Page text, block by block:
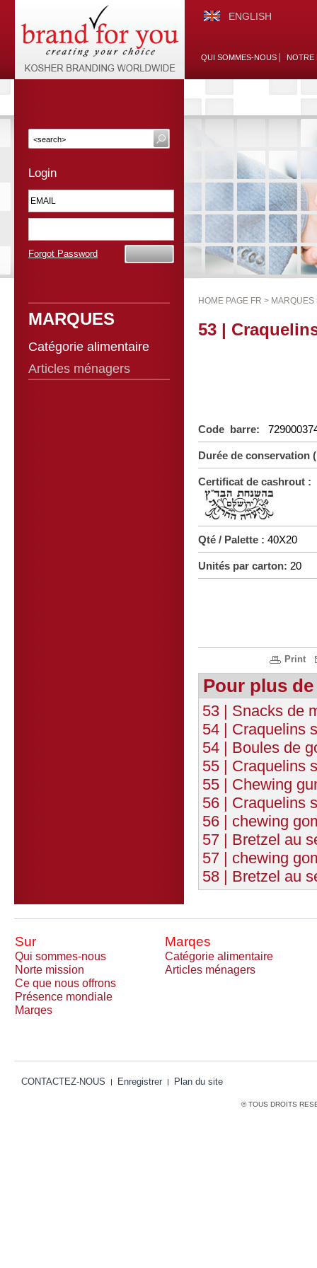
ENGLISH
QUI SOMMES-NOUS NOTRE
Login
Forgot Password
MARQUES
Catégorie alimentaire
Articles ménagers
HOME PAGE FR > MARQUES
53 |
Code barre:
Durée de
Certificat de cashrout :
Qté / Palette : 40X20
Unités par carton: 20
Print
Pour plus
53 | Snacks de
54 | Craquelins
54 | Boules de
55 | Craquelins
55 | Chewing
56 | Craquelins
56 | chewing
57 | Bretzel au
57 | chewing
58 | Bretzel au
Sur Marqes
Qui sommes-nous
Catégorie alimentaire
Norte mission
Articles ménagers
Ce que nous offrons
Présence mondiale
Marqes
CONTACTEZ-NOUS Enregistrer Plan du site
© TOUS DROITS